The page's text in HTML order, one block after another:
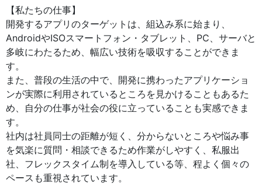
【私たちの仕事】
開発するアプリのターゲットは、組込み系に始まり、
AndroidやISOスマートフォン・タブレット、PC、サーバと
多岐にわたるため、幅広い技術を吸収することができま
す。
また、普段の生活の中で、開発に携わったアプリケーショ
ンが実際に利用されているところを見かけることもあるた
め、自分の仕事が社会の役に立っていることも実感できま
す。
社内は社員同士の距離が短く、分からないところや悩み事
を気楽に質問・相談できるため作業がしやすく、私服出
社、フレックスタイム制を導入している等、程よく個々の
ペースも重視されています。